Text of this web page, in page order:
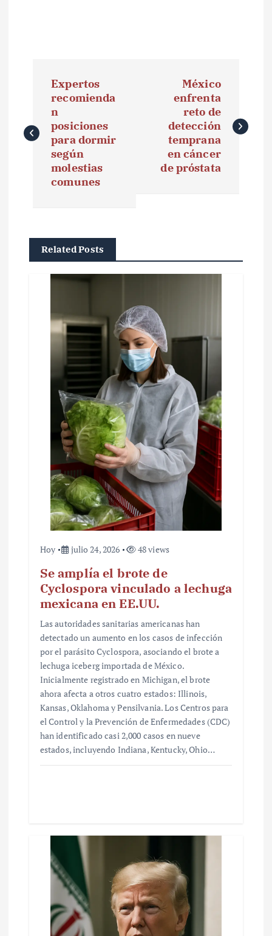
v
e
ó
Expertos
recomienda
n
posiciones
para dormir
según
molestias
comunes
México
enfrenta
reto de
detección
temprana
en cáncer
de próstata
Related Posts
Hoy julio 24, 2026 48 views
Se amplía el brote de
Cyclospora vinculado a lechuga
mexicana en EE.UU.
Las autoridades sanitarias americanas han
detectado un aumento en los casos de infección
por el parásito Cyclospora, asociando el brote a
lechuga iceberg importada de México.
Inicialmente registrado en Michigan, el brote
ahora afecta a otros cuatro estados: Illinois,
Kansas, Oklahoma y Pensilvania. Los Centros para
el Control y la Prevención de Enfermedades (CDC)
han identificado casi 2,000 casos en nueve
estados, incluyendo Indiana, Kentucky, Ohio…